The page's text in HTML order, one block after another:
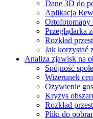
Dane 3D do
Aplikacja
Ortofotomapy
Przeglądarka
Rozkład
Jak korzystać
Analiza zjawisk na
Spójność
Wizerunek
Ożywienie
Kryzys
Rozkład
Pliki do